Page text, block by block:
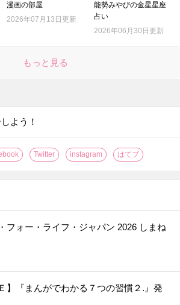
漫画の部屋
2026年07月13日更新
能勢みやびの金星星座
占い
2026年06月30日更新
もっと見る
よう！
Twitter instagram はてブ
フォー・ライフ・ジャパン 2026 しまね
】『まんがでわかる７つの習慣２.』発